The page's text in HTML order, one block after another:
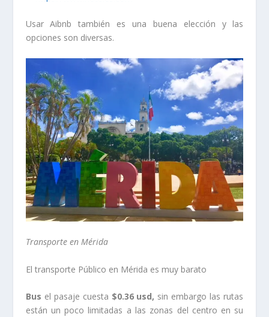
Usar Aibnb también es una buena elección y las
opciones son diversas.
Transporte en Mérida
El transporte Público en Mérida es muy barato
Bus el pasaje cuesta $0.36 usd, sin embargo las rutas
están un poco limitadas a las zonas del centro en su